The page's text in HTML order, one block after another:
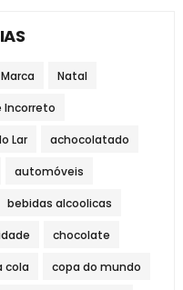
Natal
Lar achocolatado
automóveis
bebidas alcoolicas
chocolate
cola copa do mundo